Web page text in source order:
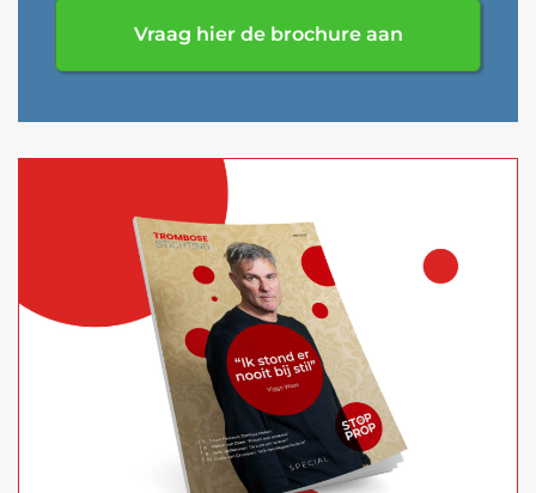
Vraag hier de brochure aan